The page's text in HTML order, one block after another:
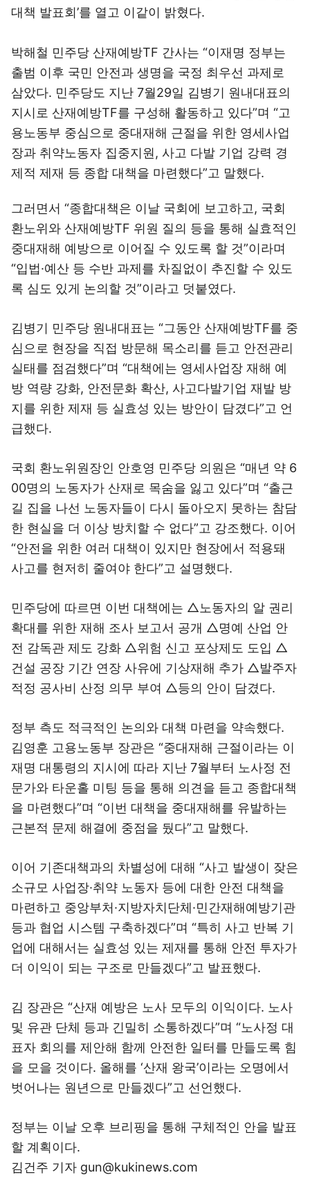
대책 발표회’를 열고 이같이 밝혔다.
박해철 민주당 산재예방TF 간사는 “이재명 정부는
출범 이후 국민 안전과 생명을 국정 최우선 과제로
삼았다. 민주당도 지난 7월29일 김병기 원내대표의
지시로 산재예방TF를 구성해 활동하고 있다”며 “고
용노동부 중심으로 중대재해 근절을 위한 영세사업
장과 취약노동자 집중지원, 사고 다발 기업 강력 경
제적 제재 등 종합 대책을 마련했다”고 말했다.
그러면서 “종합대책은 이날 국회에 보고하고, 국회
환노위와 산재예방TF 위원 질의 등을 통해 실효적인
중대재해 예방으로 이어질 수 있도록 할 것”이라며
“입법·예산 등 수반 과제를 차질없이 추진할 수 있도
록 심도 있게 논의할 것”이라고 덧붙였다.
김병기 민주당 원내대표는 “그동안 산재예방TF를 중
심으로 현장을 직접 방문해 목소리를 듣고 안전관리
실태를 점검했다”며 “대책에는 영세사업장 재해 예
방 역량 강화, 안전문화 확산, 사고다발기업 재발 방
지를 위한 제재 등 실효성 있는 방안이 담겼다”고 언
급했다.
국회 환노위원장인 안호영 민주당 의원은 “매년 약 6
00명의 노동자가 산재로 목숨을 잃고 있다”며 “출근
길 집을 나선 노동자들이 다시 돌아오지 못하는 참담
한 현실을 더 이상 방치할 수 없다”고 강조했다. 이어
“안전을 위한 여러 대책이 있지만 현장에서 적용돼
사고를 현저히 줄여야 한다”고 설명했다.
민주당에 따르면 이번 대책에는 △노동자의 알 권리
확대를 위한 재해 조사 보고서 공개 △명예 산업 안
전 감독관 제도 강화 △위험 신고 포상제도 도입 △
건설 공장 기간 연장 사유에 기상재해 추가 △발주자
적정 공사비 산정 의무 부여 △등의 안이 담겼다.
정부 측도 적극적인 논의와 대책 마련을 약속했다.
김영훈 고용노동부 장관은 “중대재해 근절이라는 이
재명 대통령의 지시에 따라 지난 7월부터 노사정 전
문가와 타운홀 미팅 등을 통해 의견을 듣고 종합대책
을 마련했다”며 “이번 대책을 중대재해를 유발하는
근본적 문제 해결에 중점을 뒀다”고 말했다.
이어 기존대책과의 차별성에 대해 “사고 발생이 잦은
소규모 사업장·취약 노동자 등에 대한 안전 대책을
마련하고 중앙부처·지방자치단체·민간재해예방기관
등과 협업 시스템 구축하겠다”며 “특히 사고 반복 기
업에 대해서는 실효성 있는 제재를 통해 안전 투자가
더 이익이 되는 구조로 만들겠다”고 발표했다.
김 장관은 “산재 예방은 노사 모두의 이익이다. 노사
및 유관 단체 등과 긴밀히 소통하겠다”며 “노사정 대
표자 회의를 제안해 함께 안전한 일터를 만들도록 힘
을 모을 것이다. 올해를 ‘산재 왕국’이라는 오명에서
벗어나는 원년으로 만들겠다”고 선언했다.
정부는 이날 오후 브리핑을 통해 구체적인 안을 발표
할 계획이다.
김건주 기자 gun@kukinews.com